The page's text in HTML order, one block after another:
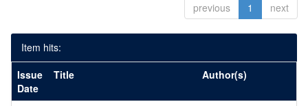
previous 1 next
Item hits:
Issue
Date
Title Author(s)